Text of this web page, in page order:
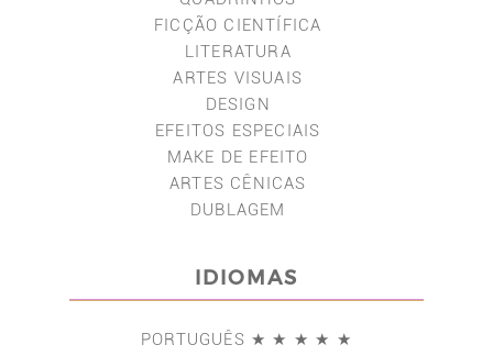
FICÇÃO CIENTÍFICA
LITERATURA
ARTES VISUAIS
DESIGN
EFEITOS ESPECIAIS
MAKE DE EFEITO
ARTES CÊNICAS
DUBLAGEM
IDIOMAS
PORTUGUÊS ★ ★ ★ ★ ★